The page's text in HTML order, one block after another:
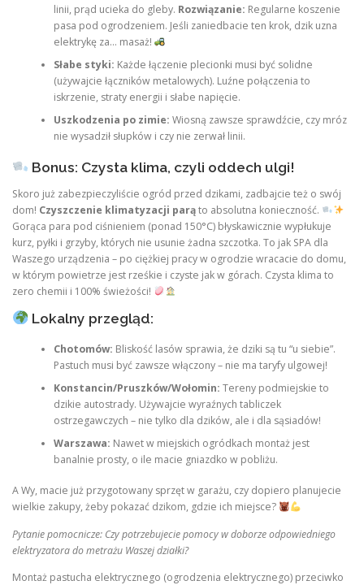
linii, prąd ucieka do gleby. Rozwiązanie: Regularne koszenie
pasa pod ogrodzeniem. Jeśli zaniedbacie ten krok, dzik uzna
elektrykę za… masaż!
Słabe styki: Każde łączenie plecionki musi być solidne
(używajcie łączników metalowych). Luźne połączenia to
iskrzenie, straty energii i słabe napięcie.
Uszkodzenia po zimie: Wiosną zawsze sprawdźcie, czy mróz
nie wysadził słupków i czy nie zerwał linii.
Bonus: Czysta klima, czyli oddech ulgi!
Skoro już zabezpieczyliście ogród przed dzikami, zadbajcie też o swój
dom! Czyszczenie klimatyzacji parąto absolutna konieczność.
Gorąca para pod ciśnieniem (ponad 150°C) błyskawicznie wypłukuje
kurz, pyłki i grzyby, których nie usunie żadna szczotka. To jak SPA dla
Waszego urządzenia – po ciężkiej pracy w ogrodzie wracacie do domu,
w którym powietrze jest rześkie i czyste jak w górach. Czysta klima to
zero chemii i 100% świeżości!
Lokalny przegląd:
Chotomów: Bliskość lasów sprawia, że dziki są tu “u siebie”.
Pastuch musi być zawsze włączony – nie ma taryfy ulgowej!
Konstancin/Pruszków/Wołomin: Tereny podmiejskie to
dzikie autostrady. Używajcie wyraźnych tabliczek
ostrzegawczych – nie tylko dla dzików, ale i dla sąsiadów!
Warszawa: Nawet w miejskich ogródkach montaż jest
banalnie prosty, o ile macie gniazdko w pobliżu.
A Wy, macie już przygotowany sprzęt w garażu, czy dopiero planujecie
wielkie zakupy, żeby pokazać dzikom, gdzie ich miejsce?
Pytanie pomocnicze: Czy potrzebujecie pomocy w doborze odpowiedniego
elektryzatora do metrażu Waszej działki?
Montaż pastucha elektrycznego (ogrodzenia elektrycznego) przeciwko